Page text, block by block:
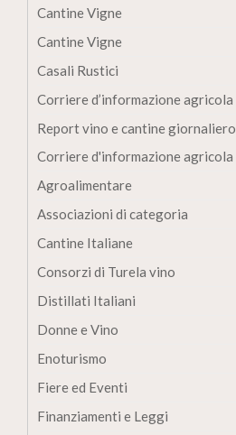
Cantine Vigne
Cantine Vigne
Casali Rustici
Corriere d’informazione agricola
Report vino e cantine giornaliero
Corriere d'informazione agricola
Agroalimentare
Associazioni di categoria
Cantine Italiane
Consorzi di Turela vino
Distillati Italiani
Donne e Vino
Enoturismo
Fiere ed Eventi
Finanziamenti e Leggi